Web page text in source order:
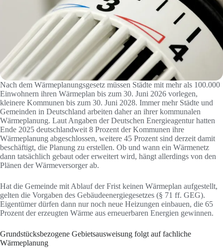
Nach dem Wärmeplanungsgesetz müssen Städte mit mehr als 100.000
Einwohnern ihren Wärmeplan bis zum 30. Juni 2026 vorlegen,
kleinere Kommunen bis zum 30. Juni 2028. Immer mehr Städte und
Gemeinden in Deutschland arbeiten daher an ihrer kommunalen
Wärmeplanung. Laut Angaben der Deutschen Energieagentur hatten
Ende 2025 deutschlandweit 8 Prozent der Kommunen ihre
Wärmeplanung abgeschlossen, weitere 45 Prozent sind derzeit damit
beschäftigt, die Planung zu erstellen. Ob und wann ein Wärmenetz
dann tatsächlich gebaut oder erweitert wird, hängt allerdings von den
Plänen der Wärmeversorger ab.
Hat die Gemeinde mit Ablauf der Frist keinen Wärmeplan aufgestellt,
gelten die Vorgaben des Gebäudeenergiegesetzes (§ 71 ff. GEG).
Eigentümer dürfen dann nur noch neue Heizungen einbauen, die 65
Prozent der erzeugten Wärme aus erneuerbaren Energien gewinnen.
Grundstücksbezogene Gebietsausweisung folgt auf fachliche
Wärmeplanung